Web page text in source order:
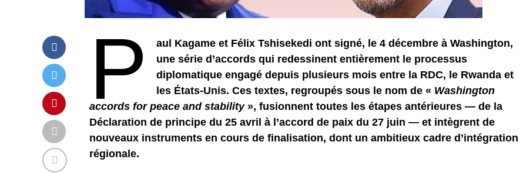
P
aul Kagame et Félix Tshisekedi ont signé, le 4 décembre à Washington,
une série d’accords qui redessinent entièrement le processus
diplomatique engagé depuis plusieurs mois entre la RDC, le Rwanda et
les États-Unis. Ces textes, regroupés sous le nom de « Washington
accords for peace and stability», fusionnent toutes les étapes antérieures — de la
Déclaration de principe du 25 avril à l’accord de paix du 27 juin — et intègrent de
nouveaux instruments en cours de finalisation, dont un ambitieux cadre d’intégration
régionale.